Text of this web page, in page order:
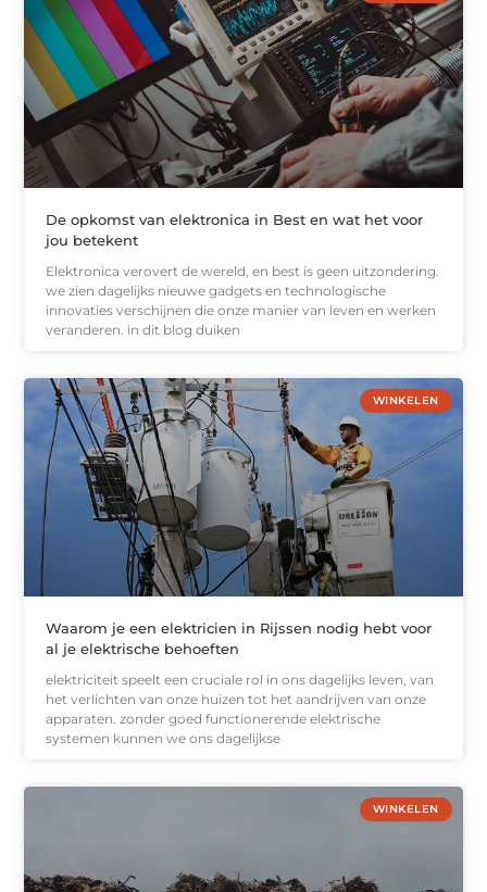
De opkomst van elektronica in Best en wat het voor
jou betekent
Elektronica verovert de wereld, en best is geen uitzondering.
we zien dagelijks nieuwe gadgets en technologische
innovaties verschijnen die onze manier van leven en werken
veranderen. in dit blog duiken
WINKELEN
Waarom je een elektricien in Rijssen nodig hebt voor
al je elektrische behoeften
elektriciteit speelt een cruciale rol in ons dagelijks leven, van
het verlichten van onze huizen tot het aandrijven van onze
apparaten. zonder goed functionerende elektrische
systemen kunnen we ons dagelijkse
WINKELEN